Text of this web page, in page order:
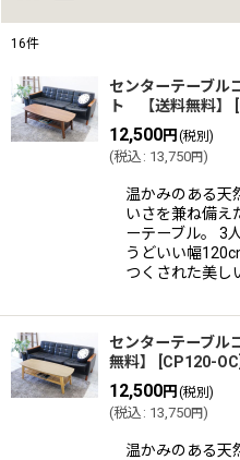
表示数
絞
16件
センターテーブ
ト 【送料無料】
12,500円 (税別)
(税込 : 13,750円)
温かみのある天
いさを兼ね備え
ーテーブル。 3
うどいい幅
つくされた美し
センターテーブ
無料】
CP120-OC
12,500円 (税別)
(税込 : 13,750円)
温かみのある天